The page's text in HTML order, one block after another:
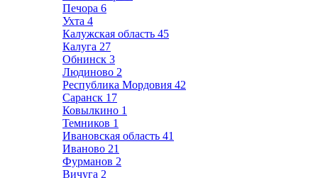
Печора 6
Ухта 4
Калужская область 45
Калуга 27
Обнинск 3
Людиново 2
Республика Мордовия 42
Саранск 17
Ковылкино 1
Темников 1
Ивановская область 41
Иваново 21
Фурманов 2
Вичуга 2